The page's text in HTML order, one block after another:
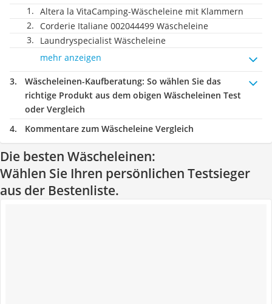
Altera la VitaCamping-Wäscheleine mit Klammern
Corderie Italiane 002044499 Wäscheleine
Laundryspecialist Wäscheleine
mehr anzeigen
Wäscheleinen-Kaufberatung: So wählen Sie das
richtige Produkt aus dem obigen Wäscheleinen Test
oder Vergleich
Kommentare zum Wäscheleine Vergleich
Die besten Wäscheleinen:
Wählen Sie Ihren persönlichen Testsieger
aus der Bestenliste.